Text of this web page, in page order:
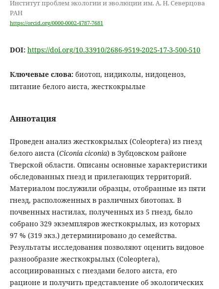
Институт проблем экологии и эволюции им. А. Н. Северцова
РАН
https://orcid.org/0000-0002-4787-7681
DOI: https://doi.org/10.33910/2686-9519-2025-17-3-500-510
Ключевые слова: биотоп, нидиколы, нидоценоз,
питание белого аиста, жесткокрылые
Аннотация
Проведен анализ жесткокрылых (Coleoptera) из гнезд
белого аиста (Ciconia ciconia) в Зубцовском районе
Тверской области. Описаны основные характеристики
обследованных гнезд и прилегающих территорий.
Материалом послужили образцы, отобранные из пяти
гнезд, расположенных в различных биотопах. В
почвенных настилах, полученных из 5 гнезд, было
собрано 329 экземпляров жесткокрылых, из которых
97 % (319 экз.) детерминировано до семейства.
Результаты исследования позволяют оценить видовое
разнообразие жесткокрылых (Coleoptera),
ассоциированных с гнездами белого аиста, его
рационе и получить представление об экологических